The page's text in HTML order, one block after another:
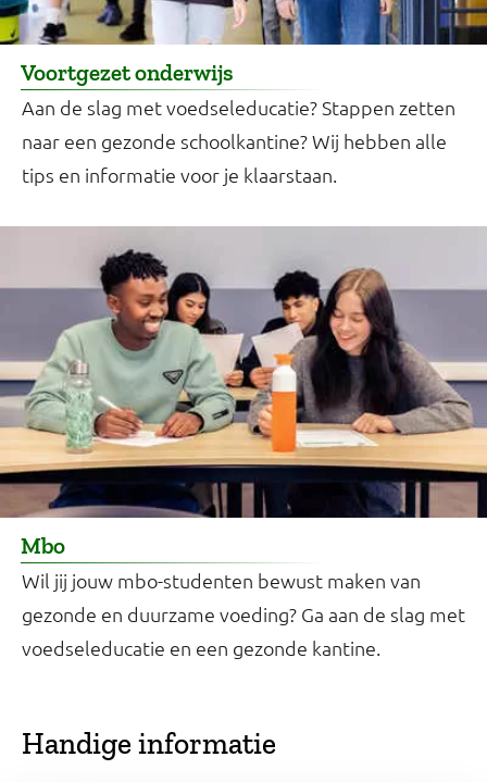
Voortgezet onderwijs
Aan de slag met voedseleducatie? Stappen zetten
naar een gezonde schoolkantine? Wij hebben alle
tips en informatie voor je klaarstaan.
Mbo
Wil jij jouw mbo-studenten bewust maken van
gezonde en duurzame voeding? Ga aan de slag met
voedseleducatie en een gezonde kantine.
Handige informatie